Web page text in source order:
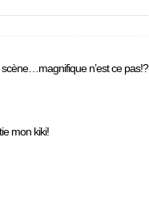
n’est ce pas!?
mon kiki!